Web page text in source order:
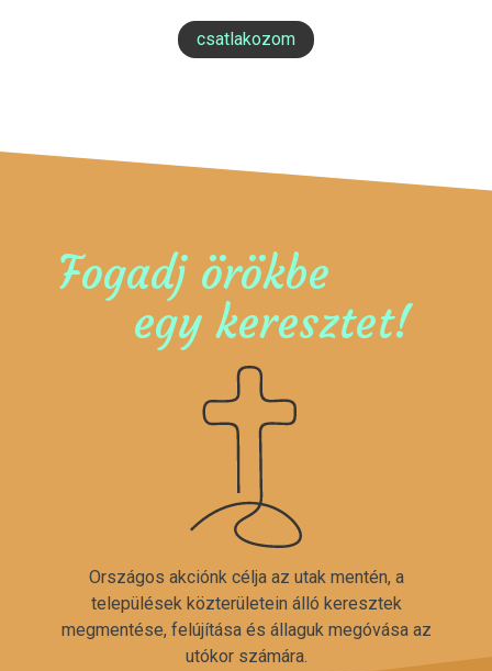
csatlakozom
Fogadj örökbe
egy keresztet!
Országos akciónk célja az utak mentén, a
települések közterületein álló keresztek
megmentése, felújítása és állaguk megóvása az
utókor számára.